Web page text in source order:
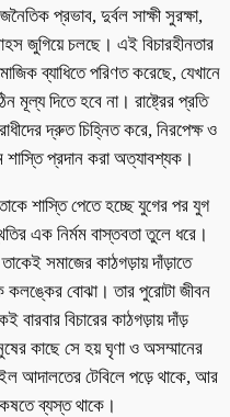
প্রভাব, দুর্বল সাক্ষী সুরক্ষা,
জুগিয়ে চলছে। এই বিচারহীনতার
ব্যাধিতে পরিণত করেছে, যেখানে
মূল্য দিতে হবে না। রাষ্ট্রের প্রতি
দ্রুত চিহ্নিত করে, নিরপেক্ষ ও
শাস্তি প্রদান করা অত্যাবশ্যক।
শাস্তি পেতে হচ্ছে যুগের পর যুগ
এক নির্মম বাস্তবতা তুলে ধরে।
সমাজের কাঠগড়ায় দাঁড়াতে
কলঙ্কের বোঝা। তার পুরোটা জীবন
বারবার বিচারের কাঠগড়ায় দাঁড়
কাছে সে হয় ঘৃণা ও অসম্মানের
আদালতের টেবিলে পড়ে থাকে, আর
কষতে ব্যস্ত থাকে।